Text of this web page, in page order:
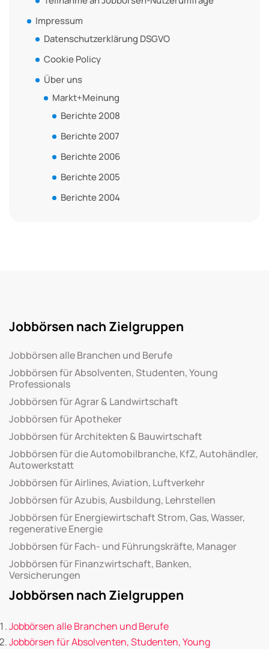
Impressum
Datenschutzerklärung DSGVO
Cookie Policy
Über uns
Markt+Meinung
Berichte 2008
Berichte 2007
Berichte 2006
Berichte 2005
Berichte 2004
Jobbörsen nach Zielgruppen
Jobbörsen alle Branchen und Berufe
Jobbörsen für Absolventen, Studenten, Young
Professionals
Jobbörsen für Agrar & Landwirtschaft
Jobbörsen für Apotheker
Jobbörsen für Architekten & Bauwirtschaft
Jobbörsen für die Automobilbranche, KfZ, Autohändler,
Autowerkstatt
Jobbörsen für Airlines, Aviation, Luftverkehr
Jobbörsen für Azubis, Ausbildung, Lehrstellen
Jobbörsen für Energiewirtschaft Strom, Gas, Wasser,
regenerative Energie
Jobbörsen für Fach- und Führungskräfte, Manager
Jobbörsen für Finanzwirtschaft, Banken,
Versicherungen
Jobbörsen nach Zielgruppen
Jobbörsen alle Branchen und Berufe
Jobbörsen für Absolventen, Studenten, Young